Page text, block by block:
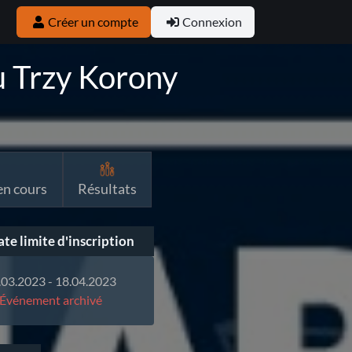
Créer un compte Connexion
Trzy Korony
cours Résultats
limite d'inscription
- 18.04.2023
archivé